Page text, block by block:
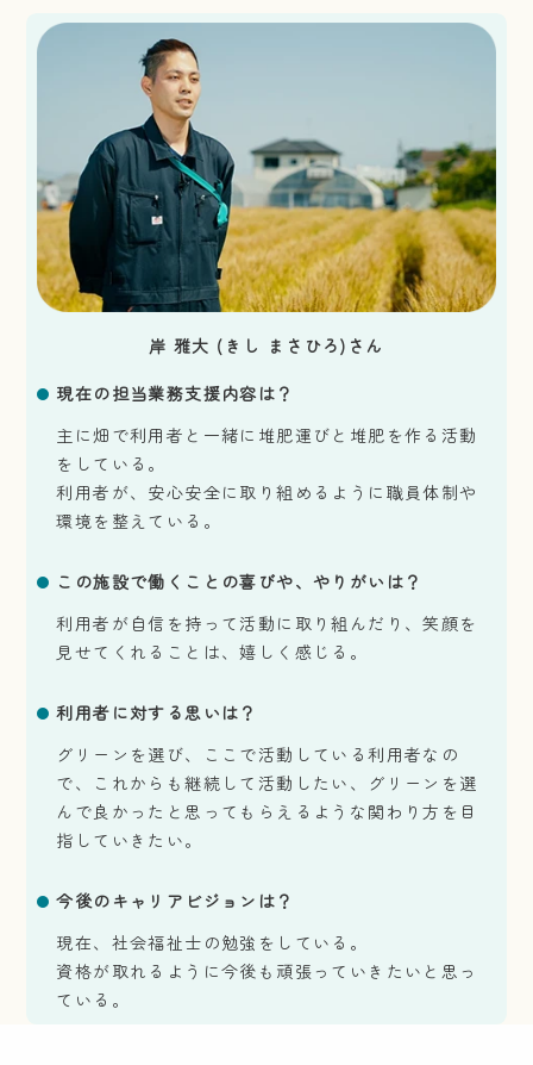
岸 雅大 (きし まさひろ)さん
現在の担当業務支援内容は？
主に畑で利用者と一緒に堆肥運びと堆肥を作る活動
をしている。
利用者が、安心安全に取り組めるように職員体制や
環境を整えている。
この施設で働くことの喜びや、やりがいは？
利用者が自信を持って活動に取り組んだり、笑顔を
見せてくれることは、嬉しく感じる。
利用者に対する思いは？
グリーンを選び、ここで活動している利用者なの
で、これからも継続して活動したい、グリーンを選
んで良かったと思ってもらえるような関わり方を目
指していきたい。
今後のキャリアビジョンは？
現在、社会福祉士の勉強をしている。
資格が取れるように今後も頑張っていきたいと思っ
ている。